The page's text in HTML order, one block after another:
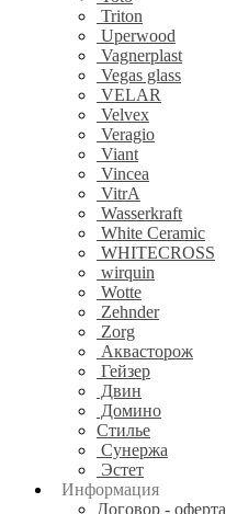
Triton
Uperwood
Vagnerplast
Vegas glass
VELAR
Velvex
Veragio
Viant
Vincea
VitrA
Wasserkraft
White Ceramic
WHITECROSS
wirquin
Wotte
Zehnder
Zorg
Аквасторож
Гейзер
Двин
Домино
Стилье
Сунержа
Эстет
Информация
Договор - оферта